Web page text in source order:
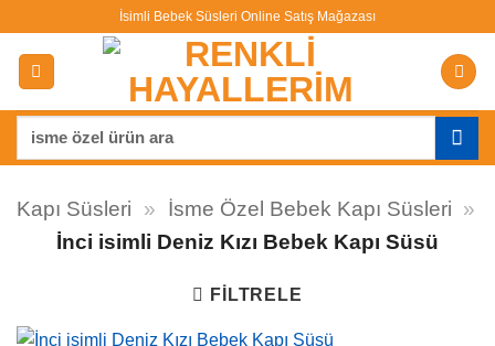
İsimli Bebek Süsleri Online Satış Mağazası
Kapı Süsleri » İsme Özel Bebek Kapı Süsleri »
İnci isimli Deniz Kızı Bebek Kapı Süsü
FILTRELE